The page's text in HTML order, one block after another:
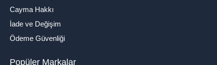
Cayma Hakkı
İade ve Değişim
Ödeme Güvenliği
Popüler Markalar